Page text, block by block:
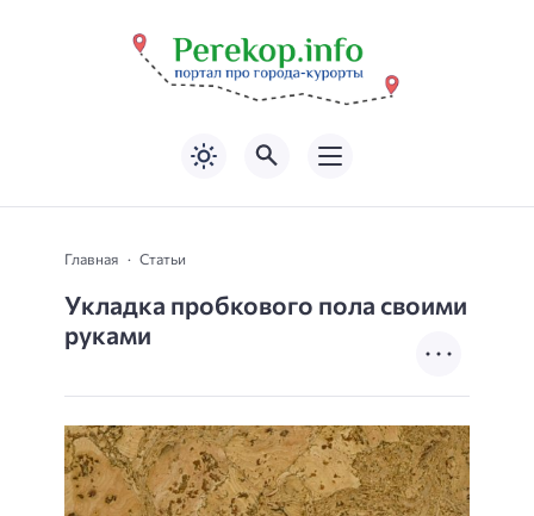
Главная Статьи
Укладка пробкового пола своими
руками